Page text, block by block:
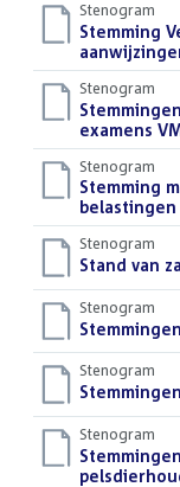
Stenogram
Download
bestand:
Stemming
Stenogram
Download
bestand:
examens
Stenogram
Download
bestand:
Stemming
belastingen
Stenogram
Download
bestand:
Stand van
Stenogram
Download
bestand:
Stenogram
Download
bestand:
Stenogram
Download
bestand: